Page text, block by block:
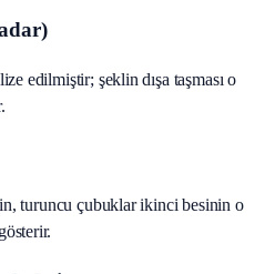
edilmiştir; şeklin dışa taşması o
turuncu çubuklar ikinci besinin o